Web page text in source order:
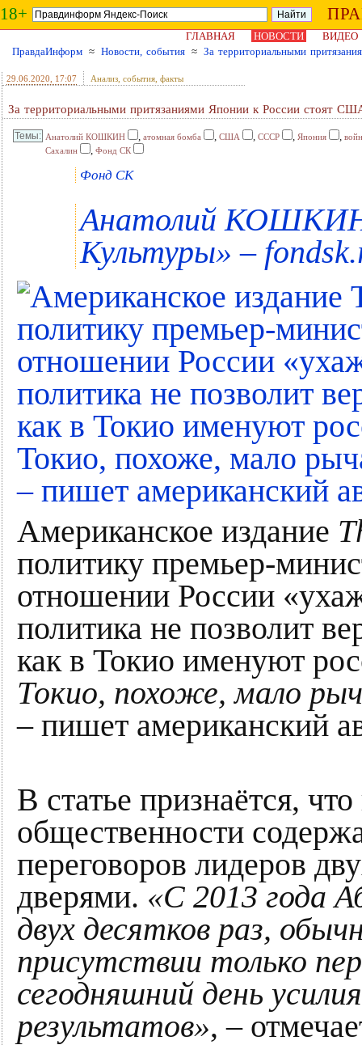
18+
ГЛАВНАЯ НОВОСТИ
ВИДЕО
ПравдаИнформ ≈ Новости, события ≈ За территориальными
29.06.2020 , 17:07 Анализ, события, факты
За территориальными притязаниями Японии к России стоят
Анатолий КОШКИН , атомная бомба , США , СССР , Япония ,
Сахалин
, Фонд СК
Фонд СК
Анатолий КОШКИН
Культуры» –
Американское издание
политику премьер-
отношении России
политика не позволит
как в Токио именуют
Токио, похоже, мало
– пишет американский
В статье признаётся,
общественности
переговоров лидеров
дверями. «С 2013 года
двух десятков раз,
присутствии только
сегодняшний день
результатов», –